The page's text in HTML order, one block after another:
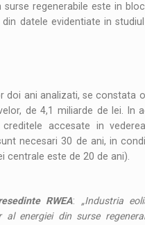
surse regenerabile este in
datele evidentiate in
doi ani analizati, se constata
de 4,1 miliarde de lei. In
accesate in
necesari 30 de ani, in
centrale este de 20 de ani).
RWEA: „Industria
al energiei din surse